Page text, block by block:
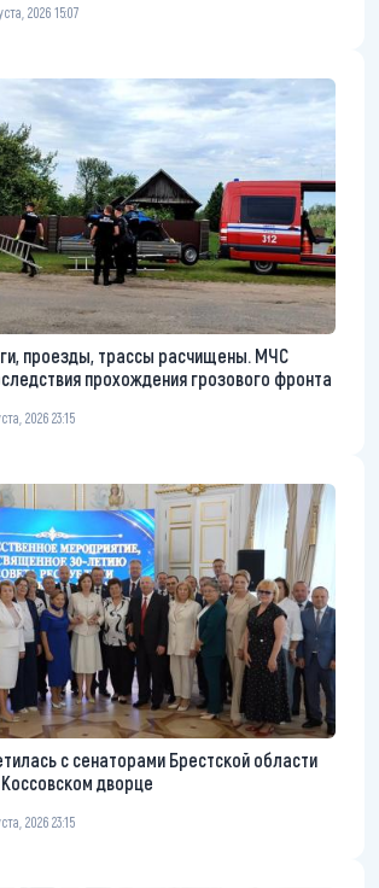
2026 15:07
проезды, трассы расчищены. МЧС
прохождения грозового фронта
2026 23:15
с сенаторами Брестской области
дворце
2026 23:15